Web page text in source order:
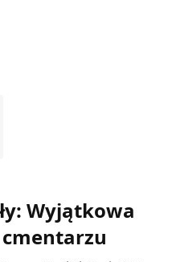
Wyjątkowa